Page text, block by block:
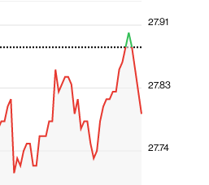
27.74
27.83
27.91